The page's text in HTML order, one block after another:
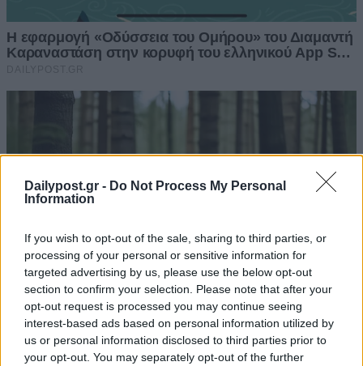
Dailypost.gr - Do Not Process My Personal
Information
If you wish to opt-out of the sale, sharing to third parties, or
processing of your personal or sensitive information for
targeted advertising by us, please use the below opt-out
section to confirm your selection. Please note that after your
opt-out request is processed you may continue seeing
interest-based ads based on personal information utilized by
us or personal information disclosed to third parties prior to
your opt-out. You may separately opt-out of the further